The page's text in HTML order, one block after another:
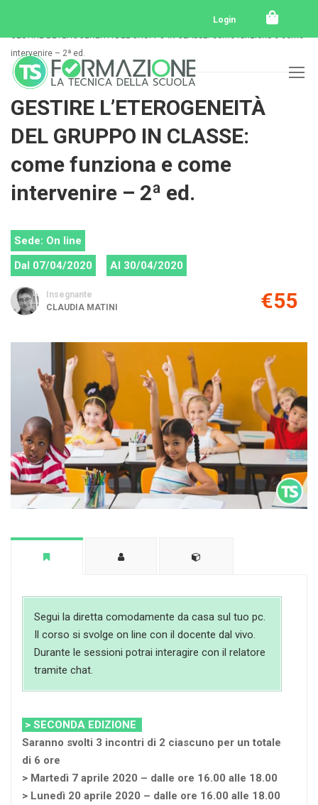
Login
GESTIRE L’ETEROGENEITÀ DEL GRUPPO IN CLASSE: come funziona e come
intervenire – 2ª ed.
GESTIRE L’ETEROGENEITÀ
DEL GRUPPO IN CLASSE:
come funziona e come
intervenire – 2ª ed.
Sede: On line
Dal 07/04/2020
Al 30/04/2020
Insegnante
CLAUDIA MATINI
€55
Segui la diretta comodamente da casa sul tuo pc.
Il corso si svolge on line con il docente dal vivo.
Durante le sessioni potrai interagire con il relatore
tramite chat.
> SECONDA EDIZIONE
Saranno svolti 3 incontri di 2 ciascuno per un totale
di 6 ore
> Martedì 7 aprile 2020 – dalle ore 16.00 alle 18.00
> Lunedì 20 aprile 2020 – dalle ore 16.00 alle 18.00